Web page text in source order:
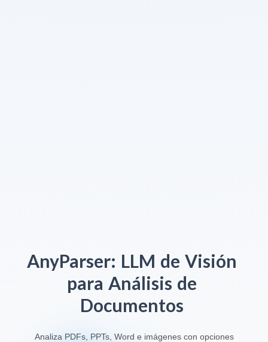
AnyParser: LLM de Visión
para Análisis de
Documentos
Analiza PDFs, PPTs, Word e imágenes con opciones